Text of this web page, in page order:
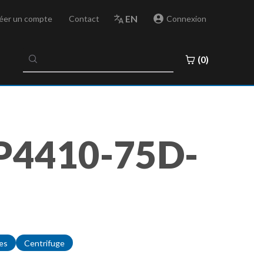
un compte Contact EN Connexion
results
(0)
75D-
Centrifuge